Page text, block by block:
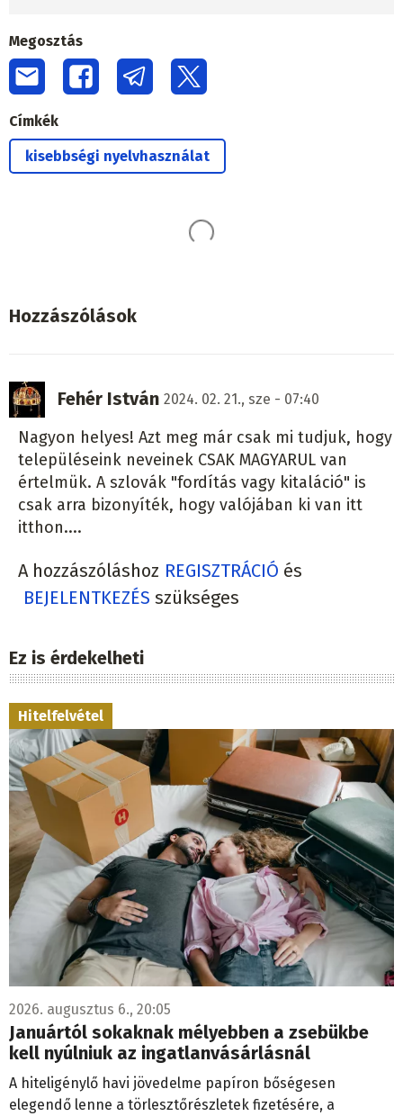
Megosztás
Címkék
kisebbségi nyelvhasználat
Hozzászólások
Fehér István 2024. 02. 21., sze - 07:40
Nagyon helyes! Azt meg már csak mi tudjuk, hogy
településeink neveinek CSAK MAGYARUL van
értelmük. A szlovák "fordítás vagy kitaláció" is
csak arra bizonyíték, hogy valójában ki van itt
itthon....
A hozzászóláshoz REGISZTRÁCIÓ és
BEJELENTKEZÉS szükséges
Ez is érdekelheti
Hitelfelvétel
2026. augusztus 6., 20:05
Januártól sokaknak mélyebben a zsebükbe
kell nyúlniuk az ingatlanvásárlásnál
A hiteligénylő havi jövedelme papíron bőségesen
elegendő lenne a törlesztőrészletek fizetésére, a